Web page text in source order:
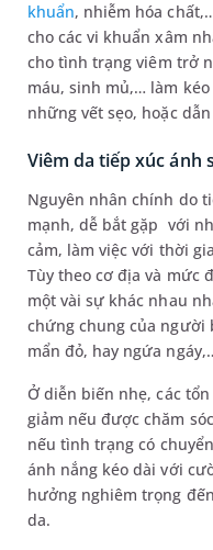
khuẩn, nhiễm hóa
cho các vi khuẩn xâm
cho tình trạng viêm trở
máu, sinh mủ,… làm
những vết sẹo, hoặc
Viêm da tiếp xúc ánh
Nguyên nhân chính do
mạnh, dễ bắt gặp với
cảm, làm việc với thời
Tùy theo cơ địa và mức
một vài sự khác nhau
chứng chung của người
mẩn đỏ, hay ngứa
Ở diễn biến nhẹ, các
giảm nếu được chăm
nếu tình trạng có
ánh nắng kéo dài với
hưởng nghiêm trọng
da.